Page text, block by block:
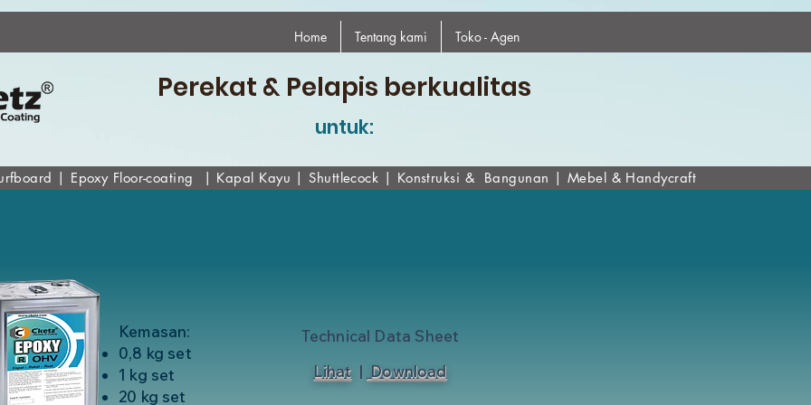
Home Tentang kami Toko - Agen
Perekat & Pelapis berkualitas
untuk:
| Epoxy Floor-coating | Kapal Kayu |Shuttlecock | Konstruksi & Bangunan | Mebel & Handycraft
Kemasan:
0,8 kg set
1 kg set
20 kg set
Technical Data Sheet
Lihat | Download